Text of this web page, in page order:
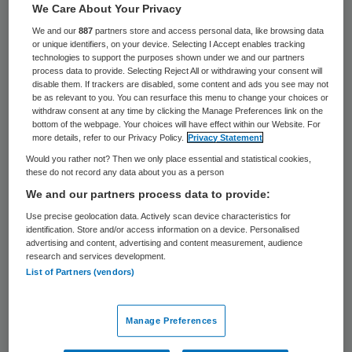
4090 keer gelezen
Voor de meeste veranderingen in IZA is de
val van het kabinet niet van invloed, laat
zorgverzekeraar Zilveren Kruis weten.
“Voor alle regio’s is inmiddels in kaart
gebracht welke doelgroepen en welke zorg
het meest urgent zijn.” Eind dit jaar
verwacht Zilveren Kruis de eerste plannen
te kunnen laten zien hóe de zorg
verandert.”
worden doorgevoerd. Voor al die zaken
hoeven we niet te wachten op een nieuw
We Care About Your Privacy
We and our887 partners store and access personal data, like browsing data
or unique identifiers, on your device. Selecting I Accept enables tracking
technologies to support the purposes shown under we and our partners
process data to provide. Selecting Reject All or withdrawing your consent will
disable them. If trackers are disabled, some content and ads you see may not
be as relevant to you. You can resurface this menu to change your choices or
withdraw consent at any time by clicking the Manage Preferences link on the
bottom of the webpage. Your choices will have effect within our Website. For
more details, refer to our Privacy Policy.
Privacy Statement
Would you rather not? Then we only place essential and statistical cookies,
these do not record any data about you as a person
We and our partners process data to provide:
Use precise geolocation data. Actively scan device characteristics for
identification. Store and/or access information on a device. Personalised
advertising and content, advertising and content measurement, audience
research and services development.
List of Partners (vendors)
Manage Preferences